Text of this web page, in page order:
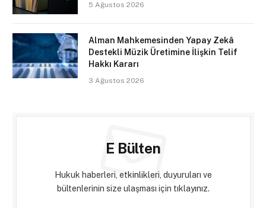
5 Ağustos 2026
Alman Mahkemesinden Yapay Zekâ
Destekli Müzik Üretimine İlişkin Telif
Hakkı Kararı
3 Ağustos 2026
E Bülten
Hukuk haberleri, etkinlikleri, duyuruları ve
bültenlerinin size ulaşması için tıklayınız.